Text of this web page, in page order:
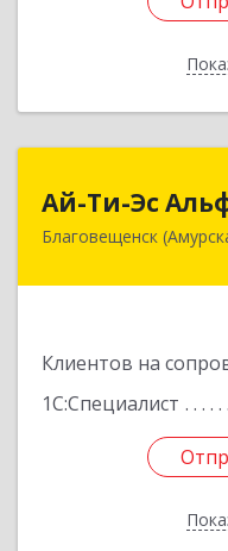
Ай-Ти-Эс
Благовещенск
Клиентов на
1С:Специалист
675000, Амурская